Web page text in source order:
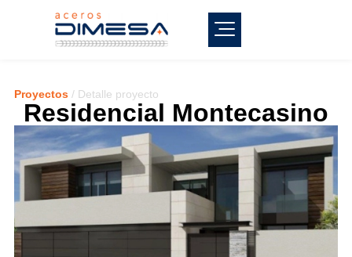
Proyectos/ Detalle proyecto
Residencial Montecasino